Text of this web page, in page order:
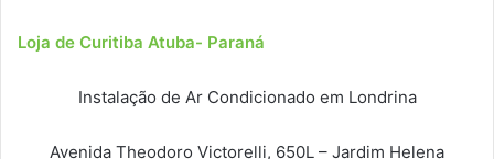
Loja de Curitiba Atuba- Paraná
Instalação de Ar Condicionado em Londrina
Avenida Theodoro Victorelli, 650L – Jardim Helena